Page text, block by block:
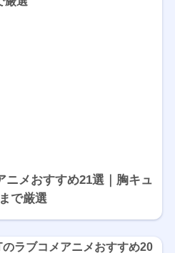
ニメおすすめ21選｜胸キュ
で厳選